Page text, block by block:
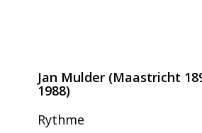
Jan Mulder (Maastricht
1988)
Rythme